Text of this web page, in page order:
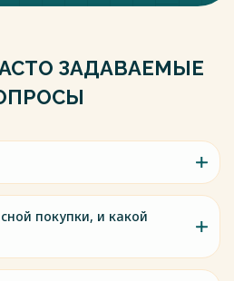
ЗАДАВАЕМЫЕ
покупки, и какой